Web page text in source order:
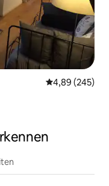
Gemiddelde
4,89 (245)